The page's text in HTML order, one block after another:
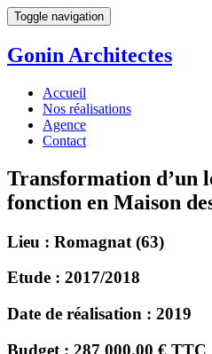
Toggle navigation
Gonin Architectes
Accueil
Nos réalisations
Agence
Contact
Transformation d’un
fonction en Maison
Lieu : Romagnat (63)
Etude : 2017/2018
Date de réalisation : 2019
Budget : 287 000.00 € TTC